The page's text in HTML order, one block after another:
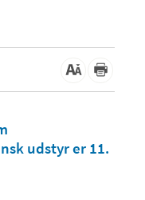
udstyr er 11.